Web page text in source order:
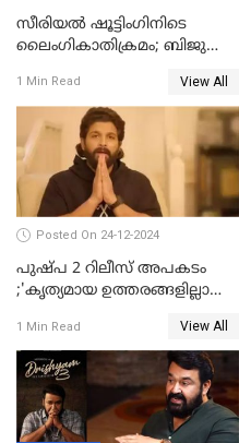
സീരിയല്‍ ഷൂട്ടിംഗിനിടെ
ലൈംഗികാതിക്രമം; ബിജു
ശ്രീകുമാറിനുമെതിരെ കേസ്
1 Min Read View All
Posted On 24-12-2024
പുഷ്‌പ 2 റിലീസ് അപകടം
;'കൃത്യമായ ഉത്തരങ്ങളില്ലാതെ
1 Min Read View All